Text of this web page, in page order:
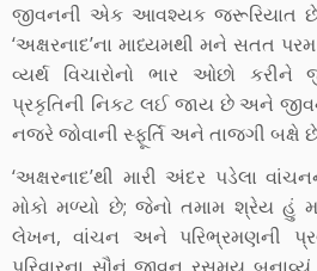
જીવનની એક આવશ્યક જરૂરિયાત
‘અક્ષરનાદ’ના માધ્યમથી મને સતત
વ્યર્થ વિચારોનો ભાર ઓછો કરીને
પ્રકૃતિની નિકટ લઈ જાય છે અને
નજરે જોવાની સ્ફૂર્તિ અને તાજગી બક્ષે
‘અક્ષરનાદ’થી મારી અંદર પડેલા
મોકો મળ્યો છે; જેનો તમામ શ્રેય હું
લેખન, વાંચન અને પરિભ્રમણની